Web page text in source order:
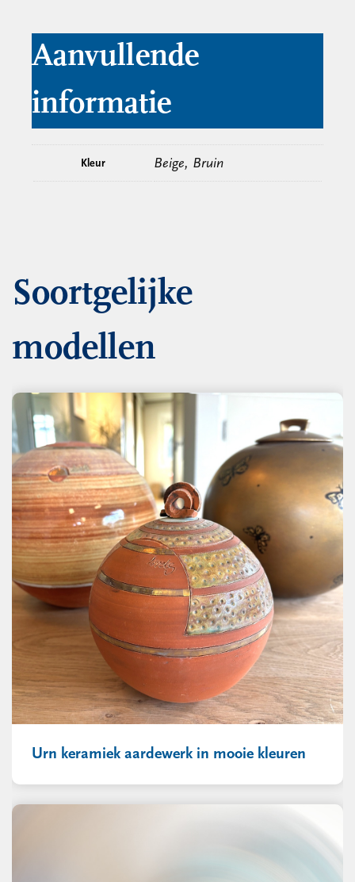
Aanvullende
informatie
Kleur Beige, Bruin
Soortgelijke
modellen
Urn keramiek aardewerk in mooie kleuren